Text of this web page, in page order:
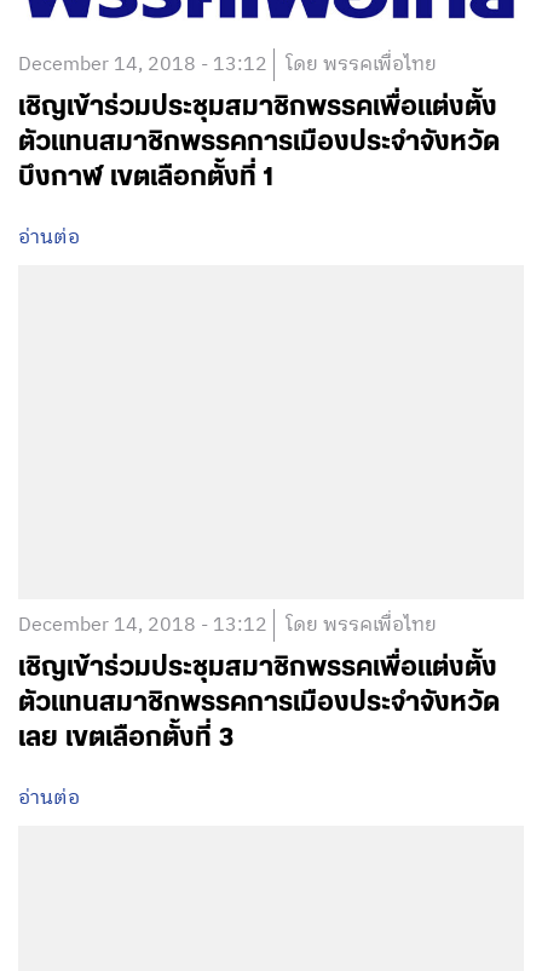
December 14, 2018 - 13:12 โดย พรรคเพื่อไทย
เชิญเข้าร่วมประชุมสมาชิกพรรคเพื่อแต่งตั้ง
ตัวแทนสมาชิกพรรคการเมืองประจำจังหวัด
บึงกาฬ เขตเลือกตั้งที่ 1
อ่านต่อ
December 14, 2018 - 13:12 โดย พรรคเพื่อไทย
เชิญเข้าร่วมประชุมสมาชิกพรรคเพื่อแต่งตั้ง
ตัวแทนสมาชิกพรรคการเมืองประจำจังหวัด
เลย เขตเลือกตั้งที่ 3
อ่านต่อ